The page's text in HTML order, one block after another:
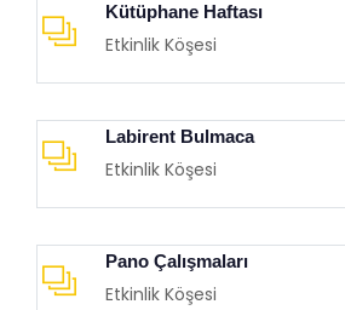
Kütüphane Haftası
Etkinlik Köşesi
Labirent Bulmaca
Etkinlik Köşesi
Pano Çalışmaları
Etkinlik Köşesi